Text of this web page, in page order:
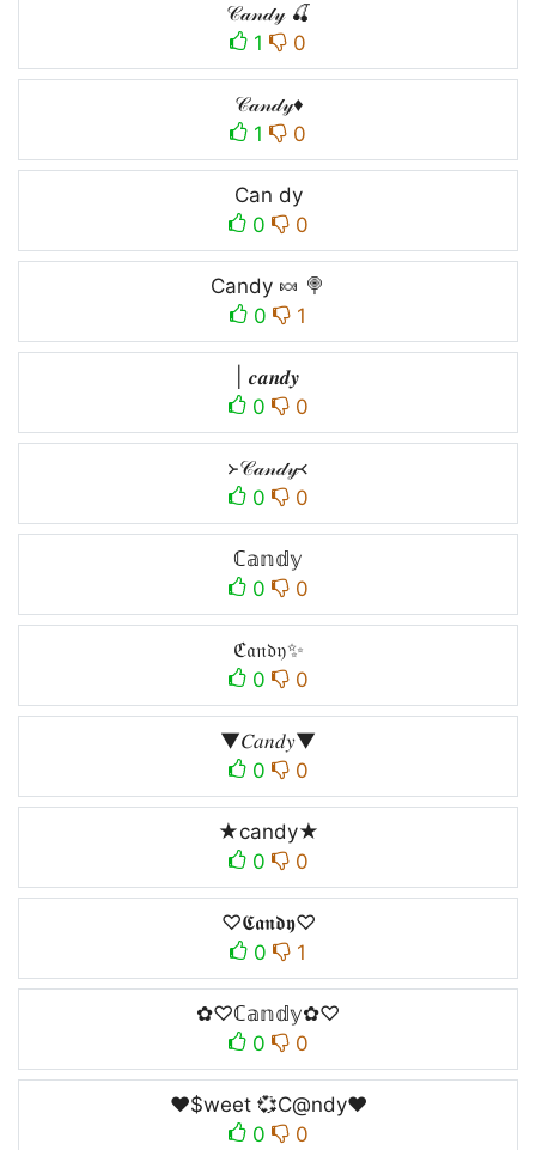
𝒞𝒶𝓃𝒹𝓎 🍒
1
0
𝒞𝒶𝓃𝒹𝓎♦️
1
0
Can dy
0
0
Candy 🍬 🍭
0
1
| 𝒄𝒂𝒏𝒅𝒚
0
0
᚛𝒞𝒶𝓃𝒹𝓎᚜
0
0
ℂ𝕒𝕟𝕕𝕪
0
0
ℭ𝔞𝔫𝔡𝔶✨
0
0
▼𝐶𝑎𝑛𝑑𝑦▼
0
0
★candy★
0
0
♡𝕮𝖆𝖓𝖉𝖞♡
0
1
✿♡ℂ𝕒𝕟𝕕𝕪✿♡
0
0
❤️$weet 💞C@ndy❤️
0
0